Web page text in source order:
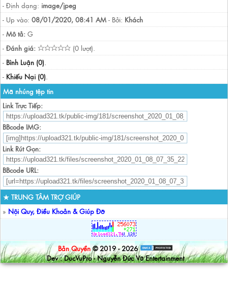
- Định dạng: image/jpeg
- Up vào: 08/01/2020, 08:41 AM - Bởi: Khách
- Mô tả: G
- Đánh giá:
(0 lượt).
- Bình Luận (0).
- Khiếu Nại (0).
Mã nhúng tệp tin
Link Trực Tiếp:
BBcode IMG:
Link Rút Gọn:
BBcode URL:
★ TRUNG TÂM TRỢ GIÚP
» Nội Quy, Điều Khoản & Giúp Đỡ
Bản Quyền © 2019 - 2026
Dev : DucVuPro - Nguyễn Đức Vũ Entertainment